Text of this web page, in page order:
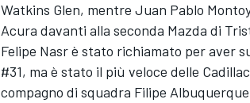
Watkins Glen, mentre Juan Pablo
Acura davanti alla seconda Mazda di
Felipe Nasr è stato richiamato per aver
#31, ma è stato il più veloce delle
compagno di squadra Filipe